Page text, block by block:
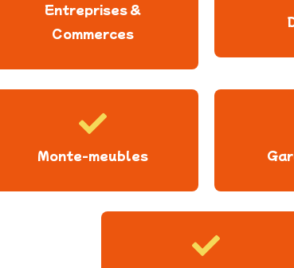
Entreprises &
Commerces
Monte-meubles